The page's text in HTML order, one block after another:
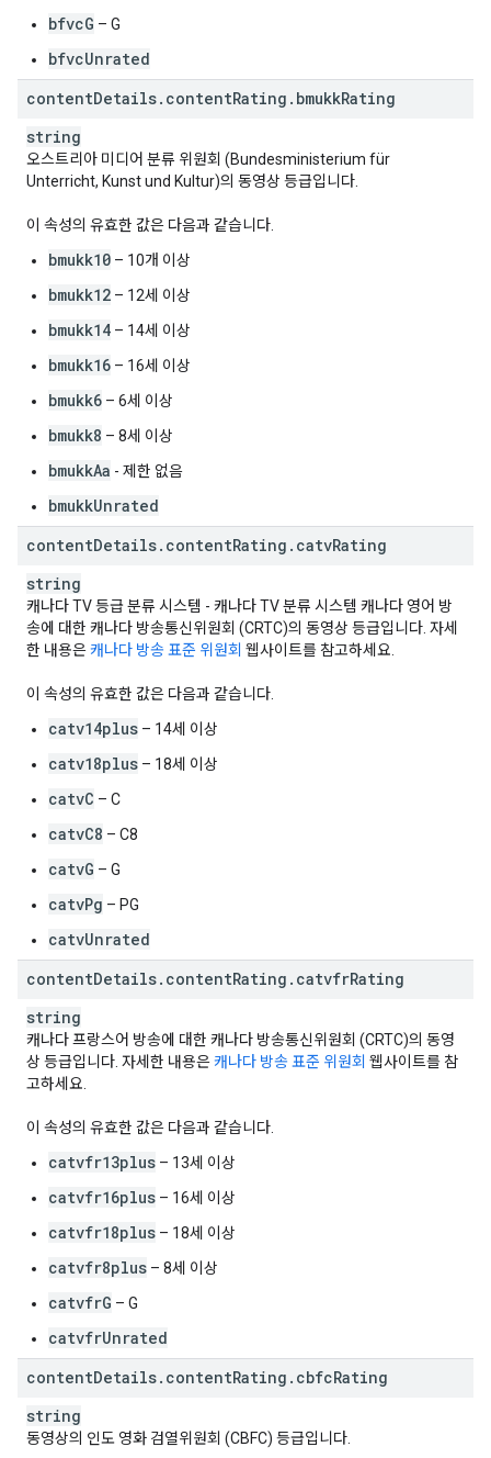
bfvcG – G
bfvcUnrated
contentDetails. contentRating . bmukkRating
string
오스트리아 미디어 분류 위원회 (Bundesministerium für
Unterricht, Kunst und Kultur)의 동영상 등급입니다.
이 속성의 유효한 값은 다음과 같습니다.
bmukk10 – 10개 이상
bmukk12 – 12세 이상
bmukk14 – 14세 이상
bmukk16 – 16세 이상
bmukk6 – 6세 이상
bmukk8 – 8세 이상
bmukkAa - 제한 없음
bmukkUnrated
contentDetails. contentRating . catvRating
string
캐나다 TV 등급 분류 시스템 - 캐나다 TV 분류 시스템 캐나다 영어 방
송에 대한 캐나다 방송통신위원회 (CRTC)의 동영상 등급입니다. 자세
한 내용은캐나다 방송 표준 위원회 웹사이트를 참고하세요.
이 속성의 유효한 값은 다음과 같습니다.
catv14plus – 14세 이상
catv18plus – 18세 이상
catvC – C
catvC8 – C8
catvG – G
catvPg – PG
catvUnrated
contentDetails. contentRating . catvfrRating
string
캐나다 프랑스어 방송에 대한 캐나다 방송통신위원회 (CRTC)의 동영
상 등급입니다. 자세한 내용은캐나다 방송 표준 위원회 웹사이트를 참
고하세요.
이 속성의 유효한 값은 다음과 같습니다.
catvfr13plus – 13세 이상
catvfr16plus – 16세 이상
catvfr18plus – 18세 이상
catvfr8plus – 8세 이상
catvfrG – G
catvfrUnrated
contentDetails. contentRating . cbfcRating
string
동영상의 인도 영화 검열위원회 (CBFC) 등급입니다.